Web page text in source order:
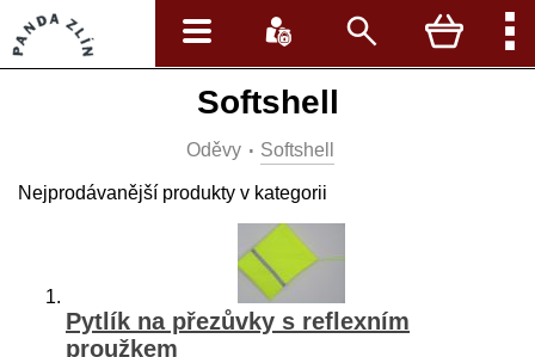
Softshell
Oděvy Softshell
Nejprodávanější produkty v kategorii
Pytlík na přezůvky s reflexním
proužkem